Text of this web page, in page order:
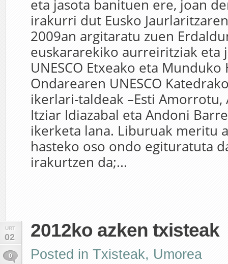
eta jasota banituen ere, joan
irakurri dut Eusko
2009an argitaratu zuen
euskararekiko aurreiritziak eta
UNESCO Etxeako eta Munduko
Ondarearen UNESCO
ikerlari-taldeak –Esti Amorrotu,
Itziar Idiazabal eta Andoni
ikerketa lana. Liburuak meritu
hasteko oso ondo egituratuta
irakurtzen da;...
URT
02
0
2012ko azken txisteak
Posted in Txisteak, Umorea